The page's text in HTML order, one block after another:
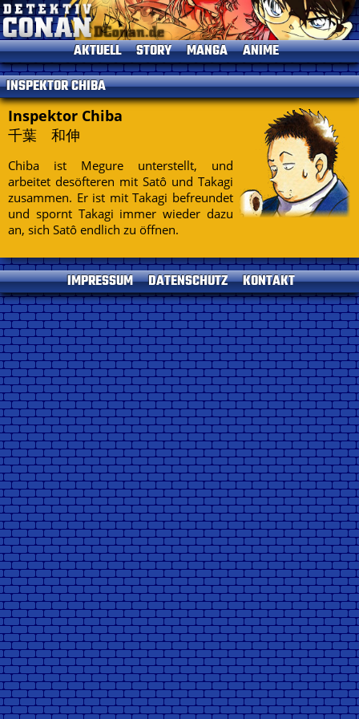
AKTUELL
News
TV-Programm
Termine
Seitenhistorie
Datenschutz
Kontakt
Impressum
STORY
Einleitung
Charaktere
MANGA
Einleitung
Alle Bände
Short Stories
ANIME
Einleitung
Episoden
Kinofilme
Sprecher
Musik
Specials
DVDs
INSPEKTOR CHIBA
Inspektor Chiba
千葉 和伸
Chiba ist Megure unterstellt, und
arbeitet desöfteren mit Satô und Takagi
zusammen. Er ist mit Takagi befreundet
und spornt Takagi immer wieder dazu
an, sich Satô endlich zu öffnen.
IMPRESSUM DATENSCHUTZ KONTAKT